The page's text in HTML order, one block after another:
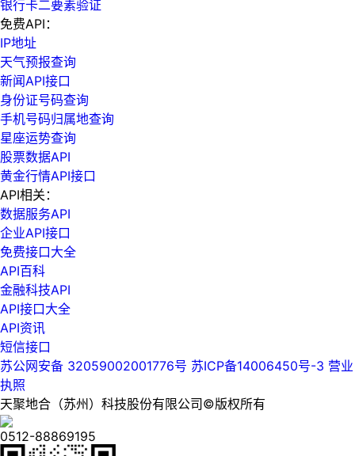
银行卡二要素验证
免费API：
IP地址
天气预报查询
新闻API接口
身份证号码查询
手机号码归属地查询
星座运势查询
股票数据API
黄金行情API接口
API相关：
数据服务API
企业API接口
免费接口大全
API百科
金融科技API
API接口大全
API资讯
短信接口
苏公网安备 32059002001776号 苏ICP备14006450号-3 营业
执照
天聚地合（苏州）科技股份有限公司©版权所有
0512-88869195